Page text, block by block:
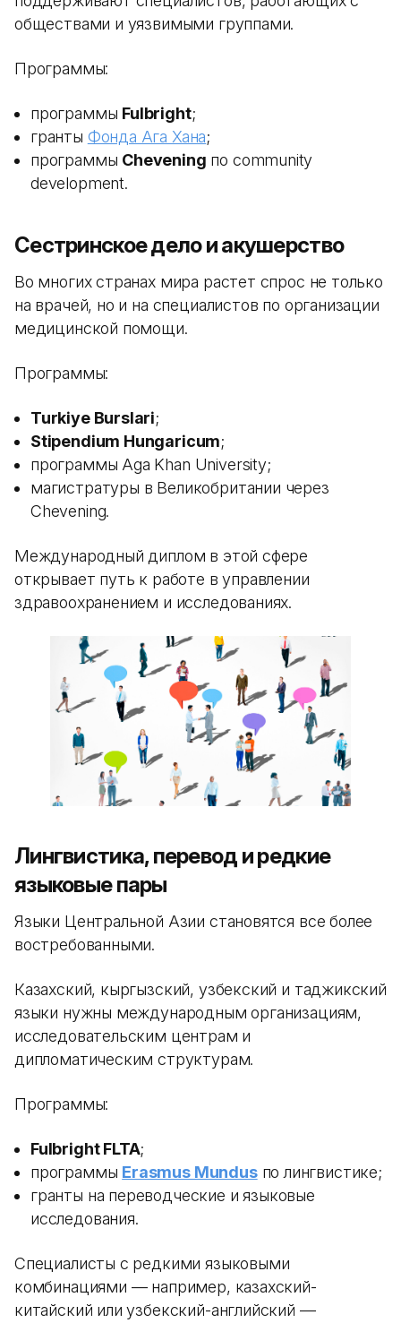
обществами и уязвимыми группами.
Программы:
программы Fulbright;
гранты Фонда Ага Хана;
программы Chevening по community
development.
Сестринское дело и акушерство
Во многих странах мира растет спрос не только
на врачей, но и на специалистов по организации
медицинской помощи.
Программы:
Turkiye Burslari;
Stipendium Hungaricum;
программы Aga Khan University;
магистратуры в Великобритании через
Chevening.
Международный диплом в этой сфере
открывает путь к работе в управлении
здравоохранением и исследованиях.
Лингвистика, перевод и редкие
языковые пары
Языки Центральной Азии становятся все более
востребованными.
Казахский, кыргызский, узбекский и таджикский
языки нужны международным организациям,
исследовательским центрам и
дипломатическим структурам.
Программы:
Fulbright FLTA;
программы Erasmus Mundusпо лингвистике;
гранты на переводческие и языковые
исследования.
Специалисты с редкими языковыми
комбинациями — например, казахский-
китайский или узбекский-английский —